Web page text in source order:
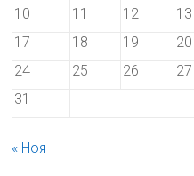
10
11 12 13
17
18 19 20
24
25 26 27
31
« Ноя